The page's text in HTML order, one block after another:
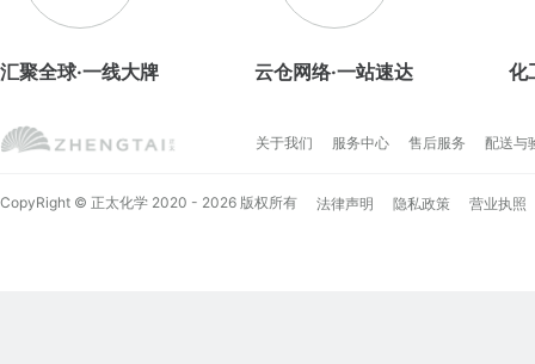
汇聚全球·一线大牌 云仓网络·一站速达 化
关于我们 服务中心 售后服务 配送与
CopyRight © 正太化学 2020 - 2026 版权所有 法律声明 隐私政策 营业执照